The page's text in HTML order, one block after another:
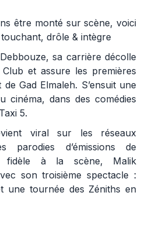
être monté sur scène, voici
drôle & intègre
sa carrière décolle
et assure les premières
Gad Elmaleh. S’ensuit une
cinéma, dans des comédies
5.
viral sur les réseaux
parodies d’émissions de
fidèle à la scène, Malik
son troisième spectacle :
une tournée des Zéniths en